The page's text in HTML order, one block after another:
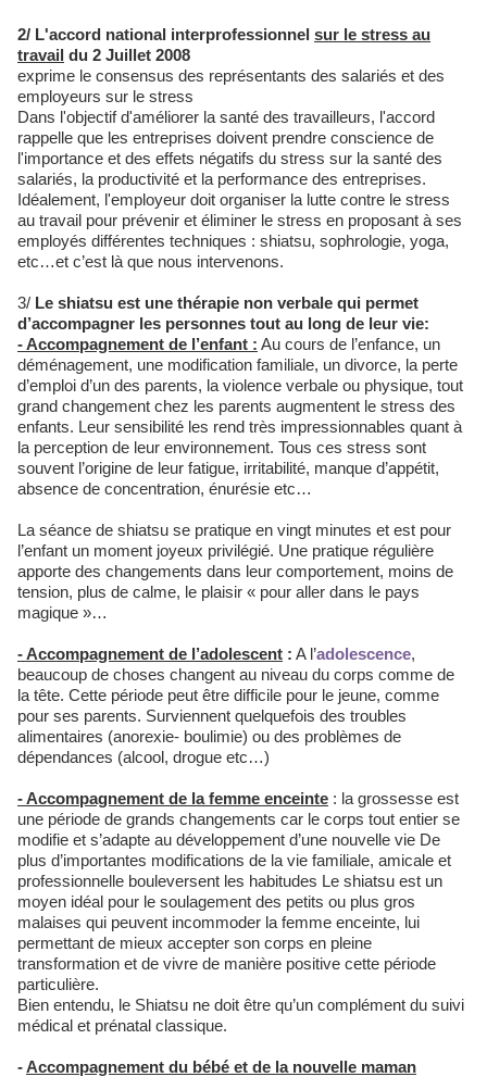
2/ L'accord national interprofessionnel sur le stress au
travail du 2 Juillet 2008
exprime le consensus des représentants des salariés et des
employeurs sur le stress
Dans l'objectif d'améliorer la santé des travailleurs, l'accord
rappelle que les entreprises doivent prendre conscience de
l'importance et des effets négatifs du stress sur la santé des
salariés, la productivité et la performance des entreprises.
Idéalement, l'employeur doit organiser la lutte contre le stress
au travail pour prévenir et éliminer le stress en proposant à ses
employés différentes techniques : shiatsu, sophrologie, yoga,
etc…et c’est là que nous intervenons.
3/ Le shiatsu est une thérapie non verbale qui permet
d’accompagner les personnes tout au long de leur vie:
- Accompagnement de l’enfant : Au cours de l’enfance, un
déménagement, une modification familiale, un divorce, la perte
d’emploi d’un des parents, la violence verbale ou physique, tout
grand changement chez les parents augmentent le stress des
enfants. Leur sensibilité les rend très impressionnables quant à
la perception de leur environnement. Tous ces stress sont
souvent l’origine de leur fatigue, irritabilité, manque d’appétit,
absence de concentration, énurésie etc…
La séance de shiatsu se pratique en vingt minutes et est pour
l’enfant un moment joyeux privilégié. Une pratique régulière
apporte des changements dans leur comportement, moins de
tension, plus de calme, le plaisir « pour aller dans le pays
magique »…
- Accompagnement de l’adolescent : A l’adolescence,
beaucoup de choses changent au niveau du corps comme de
la tête. Cette période peut être difficile pour le jeune, comme
pour ses parents. Surviennent quelquefois des troubles
alimentaires (anorexie- boulimie) ou des problèmes de
dépendances (alcool, drogue etc…)
- Accompagnement de la femme enceinte : la grossesse est
une période de grands changements car le corps tout entier se
modifie et s’adapte au développement d’une nouvelle vie De
plus d’importantes modifications de la vie familiale, amicale et
professionnelle bouleversent les habitudes Le shiatsu est un
moyen idéal pour le soulagement des petits ou plus gros
malaises qui peuvent incommoder la femme enceinte, lui
permettant de mieux accepter son corps en pleine
transformation et de vivre de manière positive cette période
particulière.
Bien entendu, le Shiatsu ne doit être qu’un complément du suivi
médical et prénatal classique.
-Accompagnement du bébé et de la nouvelle maman